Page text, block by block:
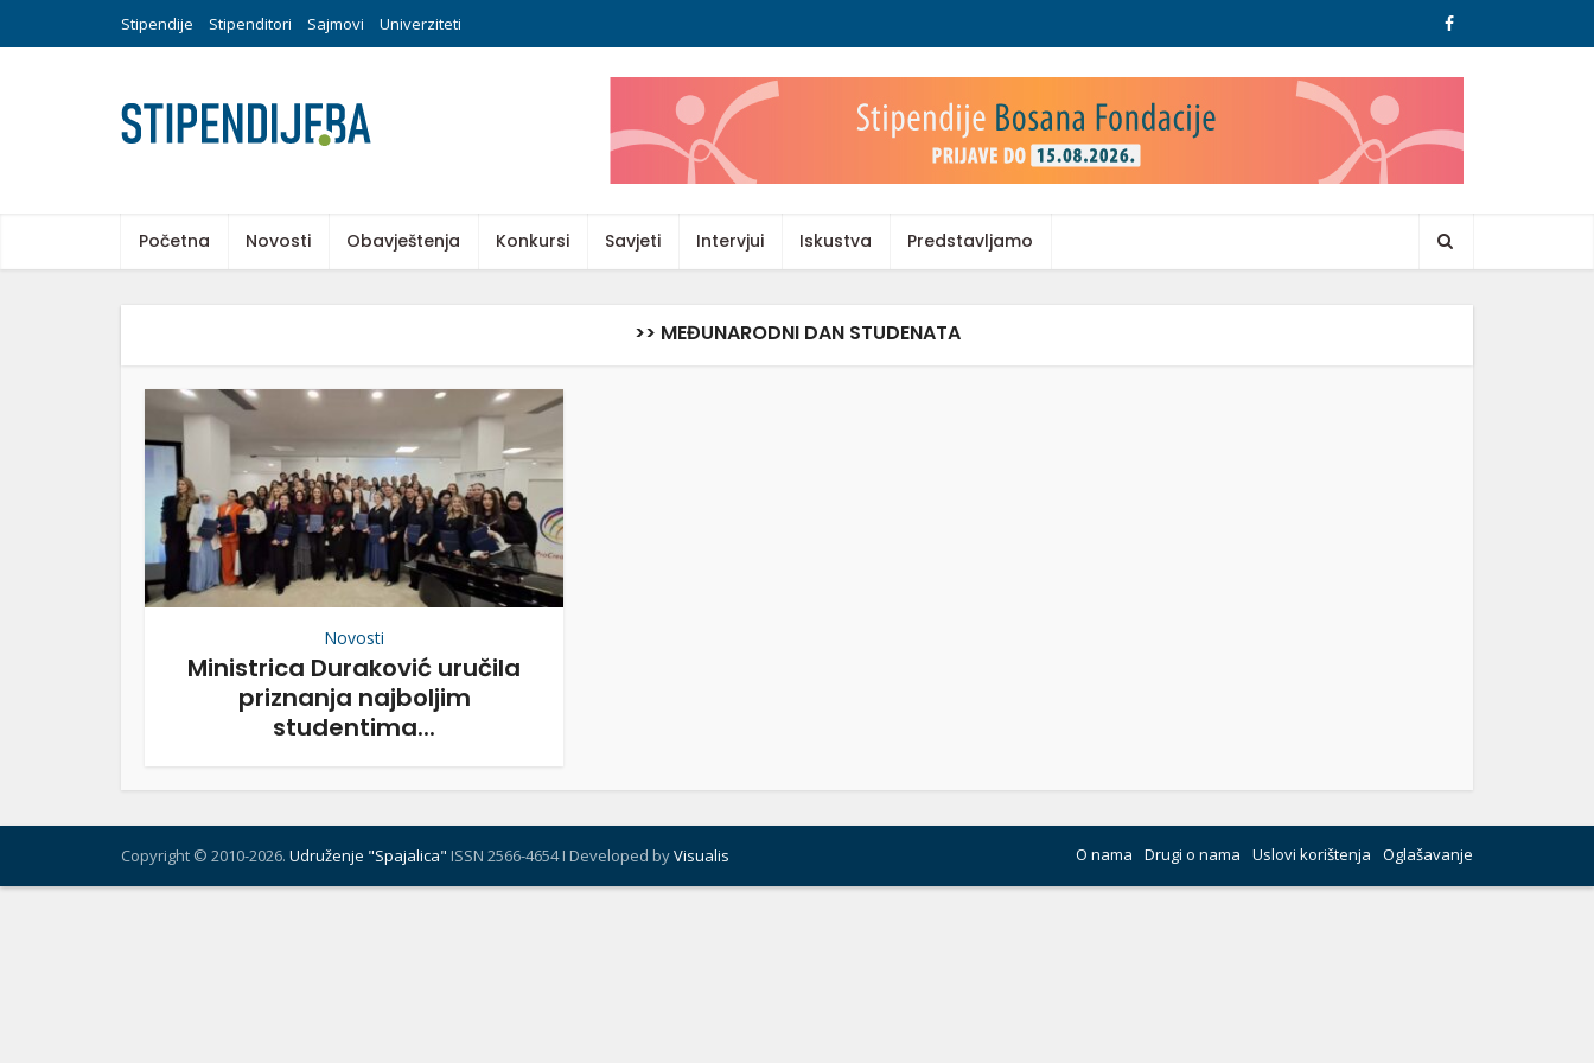
Stipendije Stipenditori Sajmovi Univerziteti
Početna Novosti Obavještenja Konkursi Savjeti Intervjui Iskustva Predstavljamo
>> MEĐUNARODNI DAN STUDENATA
Novosti
Ministrica Duraković uručila
priznanja najboljim
studentima...
Copyright © 2010-2026. Udruženje "Spajalica" ISSN 2566-4654 I Developed byVisualis O nama Drugi o nama Uslovi korištenja Oglašavanje